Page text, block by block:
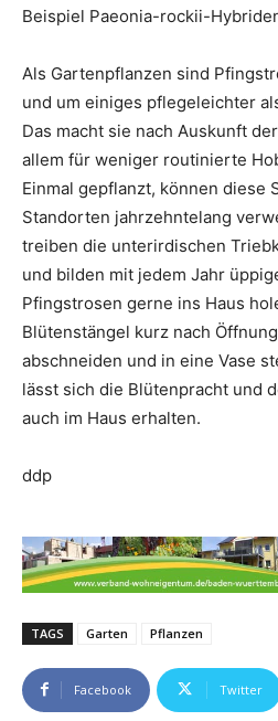
Beispiel Paeonia-rockii-
Als Gartenpflanzen sind
und um einiges pflegeleichter
Das macht sie nach Auskunft
allem für weniger routinierte
Einmal gepflanzt, können diese
Standorten jahrzehntelang
treiben die unterirdischen
und bilden mit jedem Jahr
Pfingstrosen gerne ins Haus
Blütenstängel kurz nach
abschneiden und in eine Vase
lässt sich die Blütenpracht und
auch im Haus erhalten.
ddp
TAGS Garten Pflanzen
Facebook Twitter